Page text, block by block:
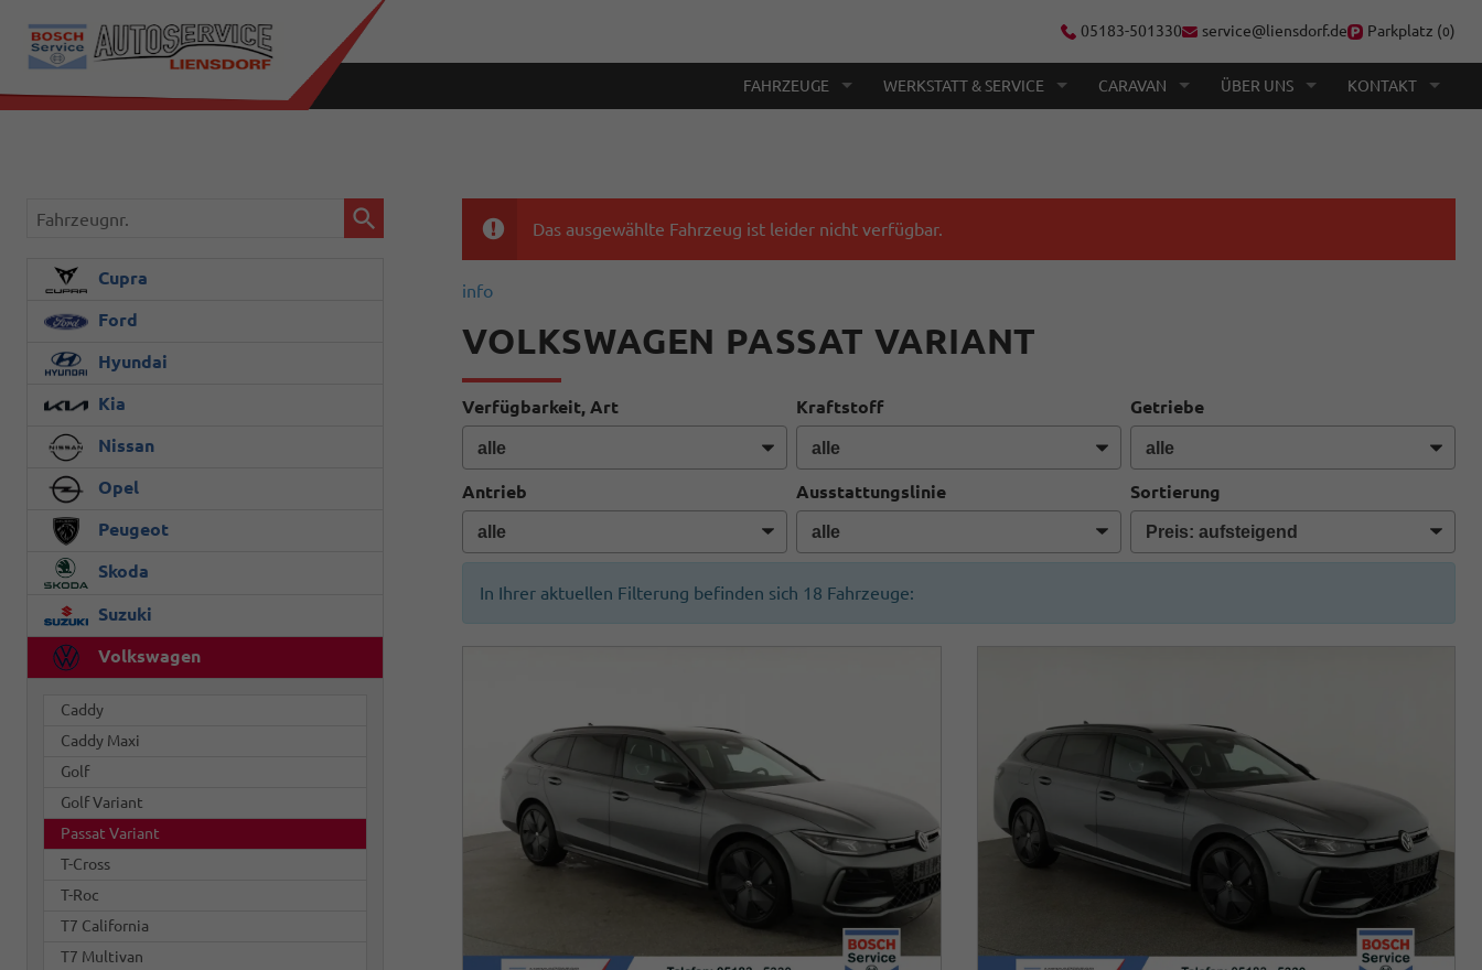
05183-501330 service@liensdorf.de Parkplatz (0)
FAHRZEUGE WERKSTATT & SERVICE CARAVAN ÜBER UNS KONTAKT
Das ausgewählte Fahrzeug ist leider nicht verfügbar.
info
VOLKSWAGEN PASSAT VARIANT
Verfügbarkeit, Art Kraftstoff Getriebe
Antrieb Ausstattungslinie Sortierung
In Ihrer aktuellen Filterung befinden sich 18 Fahrzeuge:
Fahrzeugnr.
Cupra
Ford
Hyundai
Kia
Nissan
Opel
Peugeot
Skoda
Suzuki
Volkswagen
Caddy
Caddy Maxi
Golf
Golf Variant
Passat Variant
T-Cross
T-Roc
T7 California
T7 Multivan